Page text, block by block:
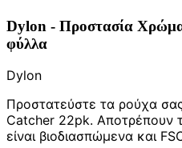
Dylon - Προστασία
φύλλα
Dylon
Προστατεύστε τα ρούχα
Catcher 22pk. Αποτρέπουν
είναι βιοδιασπώμενα και